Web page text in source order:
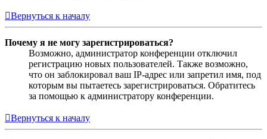
Вернуться к началу
Почему я не могу зарегистрироваться?
Возможно, администратор конференции отключил
регистрацию новых пользователей. Также возможно,
что он заблокировал ваш IP-адрес или запретил имя, под
которым вы пытаетесь зарегистрироваться. Обратитесь
за помощью к администратору конференции.
Вернуться к началу